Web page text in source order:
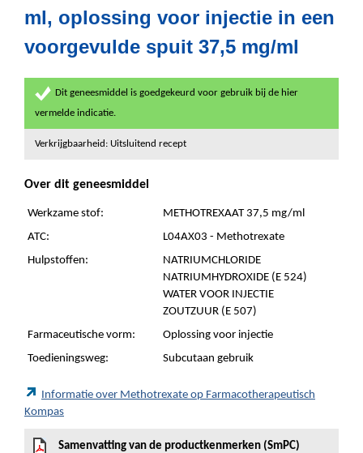
ml, oplossing voor injectie in een
voorgevulde spuit 37,5 mg/ml
Dit geneesmiddel is goedgekeurd voor gebruik bij de hier
vermelde indicatie.
Verkrijgbaarheid: Uitsluitend recept
Over dit geneesmiddel
Werkzame stof:
METHOTREXAAT 37,5 mg/ml
ATC:
L04AX03 - Methotrexate
Hulpstoffen:
NATRIUMCHLORIDE
NATRIUMHYDROXIDE (E 524)
WATER VOOR INJECTIE
ZOUTZUUR (E 507)
Farmaceutische vorm:
Oplossing voor injectie
Toedieningsweg:
Subcutaan gebruik
Informatie over Methotrexate op Farmacotherapeutisch
Kompas
Samenvatting van de productkenmerken (SmPC)